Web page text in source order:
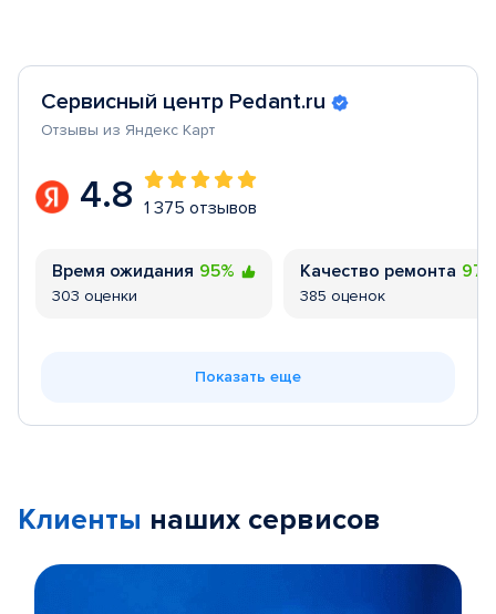
Сервисный центр Pedant.ru
Отзывы из Яндекс Карт
4.8 1 375 отзывов
Время ожидания 95%
303 оценки
Качество ремонта
385 оценок
Показать еще
Клиенты наших сервисов